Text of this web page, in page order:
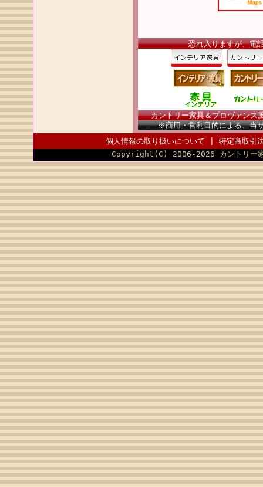
恐れ入りますが、電
カントリー家具＆プロヴァン
※商用・営利目的による、当
個人情報の取り扱いについて
特定商取引
Copyright(C) 2006-2026 カント